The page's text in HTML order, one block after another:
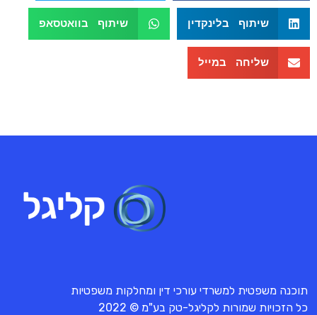
שיתוף בלינקדין שיתוף בוואטסאפ
שליחה במייל
תוכנה משפטית למשרדי עורכי דין ומחלקות משפטיות
כל הזכויות שמורות לקליגל-טק בע"מ © 2022